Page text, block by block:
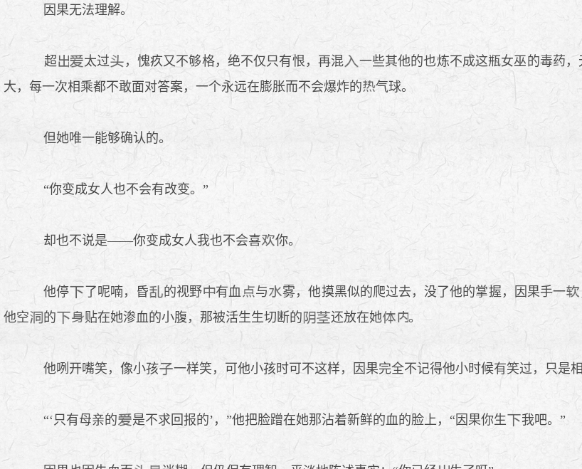
因果无法理解。
超 太过 ，愧疚又不够格，绝不仅只有恨，再混
一些其他的也炼不成这瓶女巫的毒药
大，每一次相乘都不敢面对答案，一个永远在膨胀而不会爆炸的
气球。
但她唯一能够确认的。
“你变成女人也不会有改变。”
却也不说是——你变成女人我也不会喜 你。
他停 了呢喃，昏 的视野 有血 与 雾，他摸黑似的爬过去，没了他的掌握，因果手一
他空
的 贴在她渗血的小腹，那被活生生切断的 还放在她 。
他咧开嘴笑，像小孩 一样笑，可他小孩时可不这样，因果完全不记得他小时候有笑过，只是
“‘只有母亲的 是不求回报的’，”他把脸蹭在她那沾着新鲜的血的脸上，“因果你生 我吧。”